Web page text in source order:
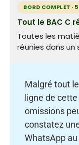
BORD COMPLET ·
Tout le BAC C
Toutes les
réunies dans un
Malgré tout
ligne de
omissions
constatez
WhatsApp au